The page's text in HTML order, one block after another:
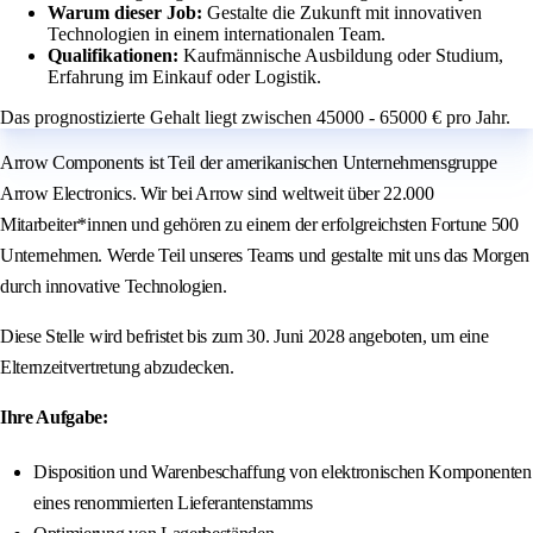
Warum dieser Job: Gestalte die Zukunft mit innovativen
Technologien in einem internationalen Team.
Qualifikationen: Kaufmännische Ausbildung oder Studium,
Erfahrung im Einkauf oder Logistik.
Das prognostizierte Gehalt liegt zwischen 45000 - 65000 € pro Jahr.
Arrow Components ist Teil der amerikanischen Unternehmensgruppe
Arrow Electronics. Wir bei Arrow sind weltweit über 22.000
Mitarbeiter*innen und gehören zu einem der erfolgreichsten Fortune 500
Unternehmen. Werde Teil unseres Teams und gestalte mit uns das Morgen
durch innovative Technologien.
Diese Stelle wird befristet bis zum 30. Juni 2028 angeboten, um eine
Elternzeitvertretung abzudecken.
Ihre Aufgabe:
Disposition und Warenbeschaffung von elektronischen Komponenten
eines renommierten Lieferantenstamms